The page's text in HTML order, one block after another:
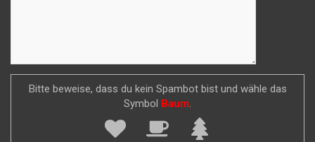
Bitte beweise, dass du kein Spambot bist und wähle das
Symbol
Baum.